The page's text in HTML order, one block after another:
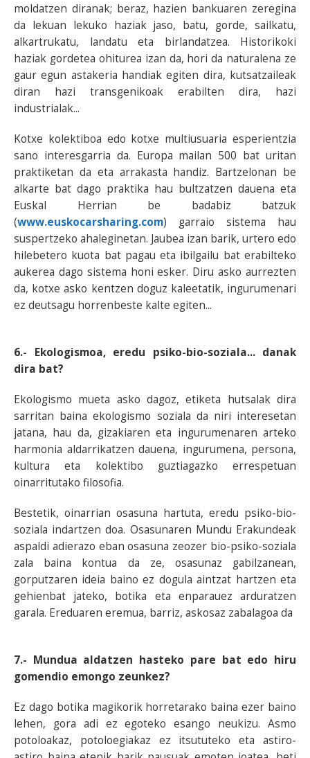
moldatzen diranak; beraz, hazien bankuaren zeregina
da lekuan lekuko haziak jaso, batu, gorde, sailkatu,
alkartrukatu, landatu eta birlandatzea. Historikoki
haziak gordetea ohiturea izan da, hori da naturalena ze
gaur egun astakeria handiak egiten dira, kutsatzaileak
diran hazi transgenikoak erabilten dira, hazi
industrialak...
Kotxe kolektiboa edo kotxe multiusuaria esperientzia
sano interesgarria da. Europa mailan 500 bat uritan
praktiketan da eta arrakasta handiz. Bartzelonan be
alkarte bat dago praktika hau bultzatzen dauena eta
Euskal Herrian be badabiz batzuk
(www.euskocarsharing.com) garraio sistema hau
suspertzeko ahaleginetan. Jaubea izan barik, urtero edo
hilebetero kuota bat pagau eta ibilgailu bat erabilteko
aukerea dago sistema honi esker. Diru asko aurrezten
da, kotxe asko kentzen doguz kaleetatik, ingurumenari
ez deutsagu horrenbeste kalte egiten...
6.- Ekologismoa, eredu psiko-bio-soziala... danak
dira bat?
Ekologismo mueta asko dagoz, etiketa hutsalak dira
sarritan baina ekologismo soziala da niri interesetan
jatana, hau da, gizakiaren eta ingurumenaren arteko
harmonia aldarrikatzen dauena, ingurumena, persona,
kultura eta kolektibo guztiagazko errespetuan
oinarritutako filosofia.
Bestetik, oinarrian osasuna hartuta, eredu psiko-bio-
soziala indartzen doa. Osasunaren Mundu Erakundeak
aspaldi adierazo eban osasuna zeozer bio-psiko-soziala
zala baina kontua da ze, osasunaz gabilzanean,
gorputzaren ideia baino ez dogula aintzat hartzen eta
gehienbat jateko, botika eta enparauez arduratzen
garala. Ereduaren eremua, barriz, askosaz zabalagoa da
7.- Mundua aldatzen hasteko pare bat edo hiru
gomendio emongo zeunkez?
Ez dago botika magikorik horretarako baina ezer baino
lehen, gora adi ez egoteko esango neukizu. Asmo
potoloakaz, potoloegiakaz ez itsututeko eta astiro-